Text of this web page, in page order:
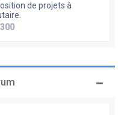
de projets à
300